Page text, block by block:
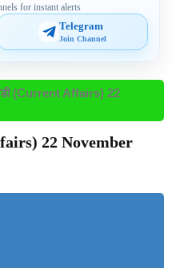
for instant alerts
Telegram
Join Channel
(Current Affairs) 22
22 November